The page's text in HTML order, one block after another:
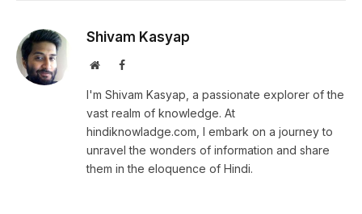
Shivam Kasyap
WebsiteFacebook
I'm Shivam Kasyap, a passionate explorer of the
vast realm of knowledge. At
hindiknowladge.com, I embark on a journey to
unravel the wonders of information and share
them in the eloquence of Hindi.